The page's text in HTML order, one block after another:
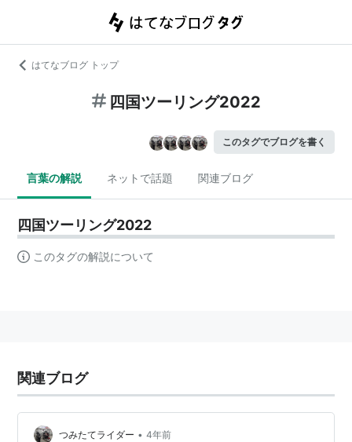
はてなブログ トップ
四国ツーリング2022
このタグでブログを書く
言葉の解説 ネットで話題 関連ブログ
四国ツーリング2022
このタグの解説について
関連ブログ
つみたてライダー • 4年前